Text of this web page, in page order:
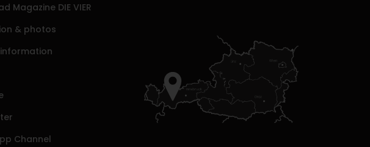
Magazine DIE VIER
& photos
Channel